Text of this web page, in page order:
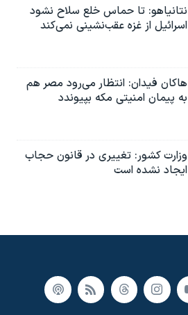
نتانیاهو: تا حماس خلع سلاح نشود
اسرائیل از غزه عقب‌نشینی نمی‌کند
هاکان فیدان: انتظار می‌رود مصر هم
به پیمان امنیتی مکه بپیوندد
وزارت کشور: تغییری در قانون حجاب
ایجاد نشده است